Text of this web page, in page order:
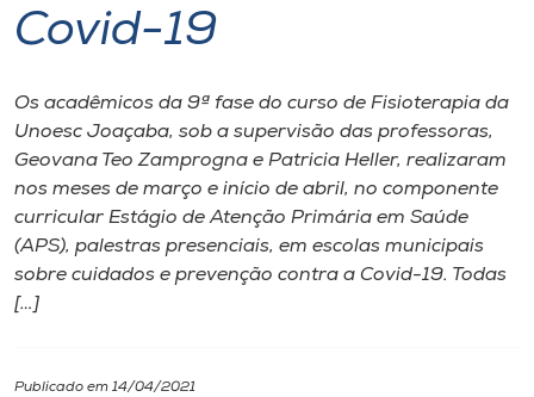
Portal de Ensino
A
Internacionalização
I.nova
Covid-19
Os acadêmicos da 9ª fase do curso de Fisioterapia da
Unoesc Joaçaba, sob a supervisão das professoras,
Geovana Teo Zamprogna e Patricia Heller, realizaram
nos meses de março e início de abril, no componente
curricular Estágio de Atenção Primária em Saúde
(APS), palestras presenciais, em escolas municipais
sobre cuidados e prevenção contra a Covid-19. Todas
[…]
Publicado em 14/04/2021